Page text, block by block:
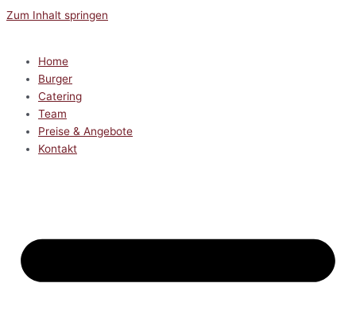
Zum Inhalt springen
Home
Burger
Catering
Team
Preise & Angebote
Kontakt